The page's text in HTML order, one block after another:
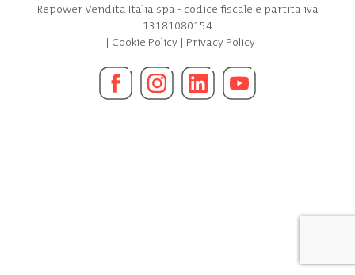
Repower Vendita Italia spa - codice fiscale e partita iva
13181080154
| Cookie Policy| Privacy Policy